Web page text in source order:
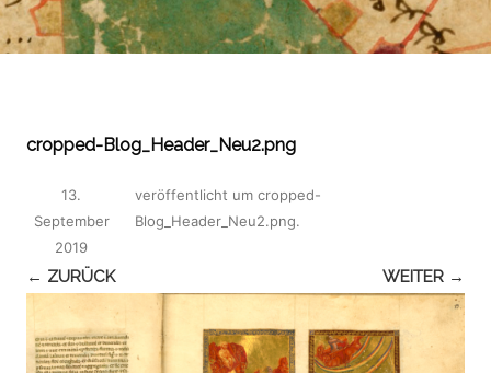
cropped-Blog_Header_Neu2.png
veröffentlicht
13.
September
2019
um cropped-
Blog_Header_Neu2.png.
← ZURÜCK WEITER →